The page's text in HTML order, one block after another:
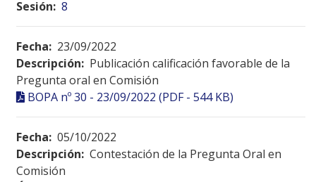
Sesión: 8
Fecha: 23/09/2022
Descripción: Publicación calificación favorable de la
Pregunta oral en Comisión
BOPA nº 30 - 23/09/2022 (PDF - 544 KB)
Fecha: 05/10/2022
Descripción: Contestación de la Pregunta Oral en
Comisión